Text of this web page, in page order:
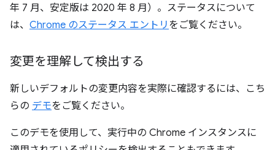
年 7 月、安定版は 2020 年 8 月）。ステータスについて
は、 Chrome のステータス エントリ をご覧ください。
変更を理解して検出する
新しいデフォルトの変更内容を実際に確認するには、こち
らの デモをご覧ください。
このデモを使用して、実行中の Chrome インスタンスに